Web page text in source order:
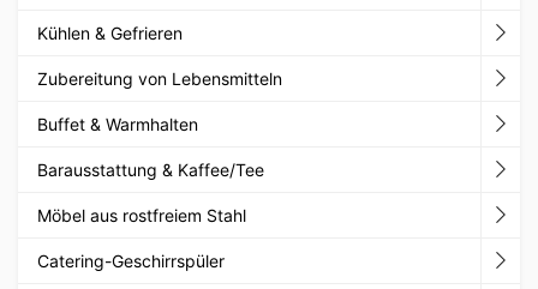
Kühlen & Gefrieren
Zubereitung von Lebensmitteln
Buffet & Warmhalten
Barausstattung & Kaffee/Tee
Möbel aus rostfreiem Stahl
Catering-Geschirrspüler